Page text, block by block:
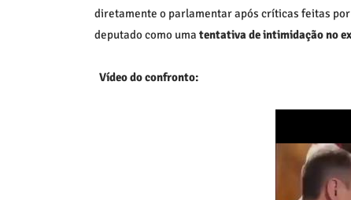
diretamente o parlamentar após críticas feitas
deputado como uma tentativa de intimidação no
Vídeo do confronto: